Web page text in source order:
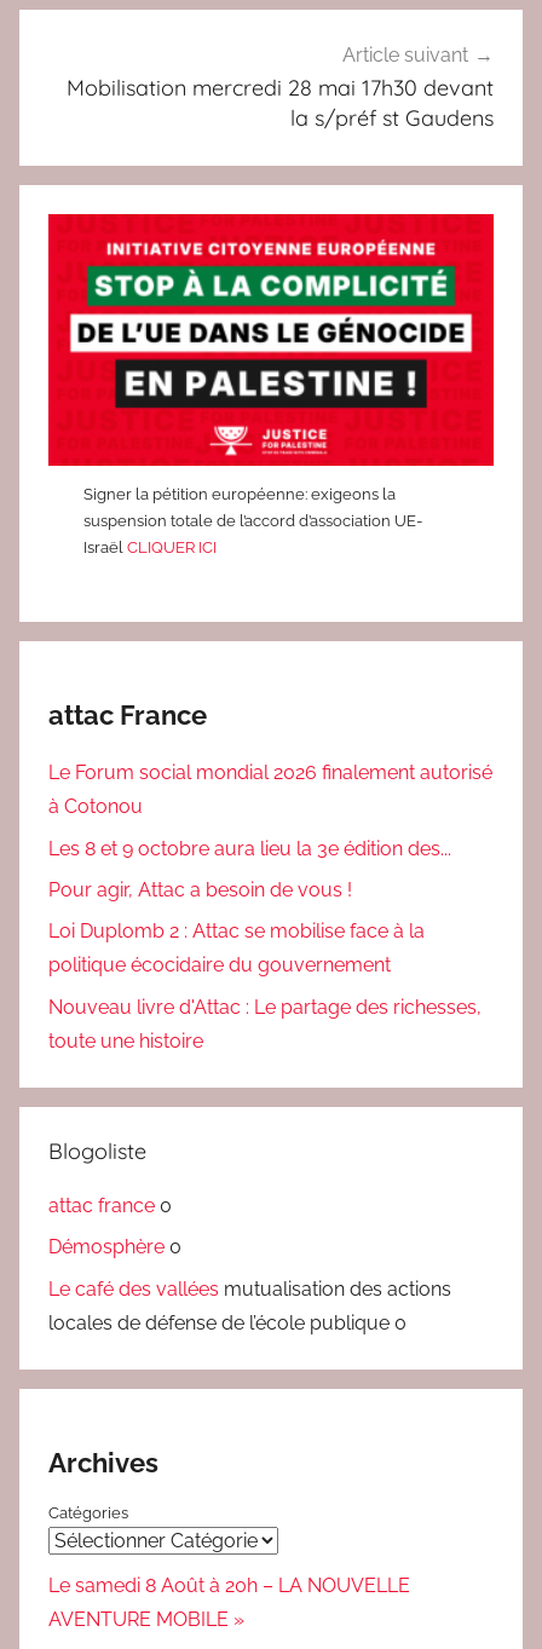
Article suivant
Mobilisation mercredi 28 mai 17h30 devant
la s/préf st Gaudens
Signer la pétition européenne: exigeons la
suspension totale de l’accord d’association UE-
IsraëlCLIQUER ICI
attac France
Le Forum social mondial 2026 finalement autorisé
à Cotonou
Les 8 et 9 octobre aura lieu la 3e édition des...
Pour agir, Attac a besoin de vous !
Loi Duplomb 2 : Attac se mobilise face à la
politique écocidaire du gouvernement
Nouveau livre d'Attac : Le partage des richesses,
toute une histoire
Blogoliste
attac france 0
Démosphère 0
Le café des vallées mutualisation des actions
locales de défense de l’école publique 0
Archives
Catégories
Le samedi 8 Août à 20h – LA NOUVELLE
AVENTURE MOBILE »